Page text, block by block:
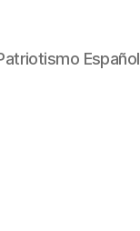
Español